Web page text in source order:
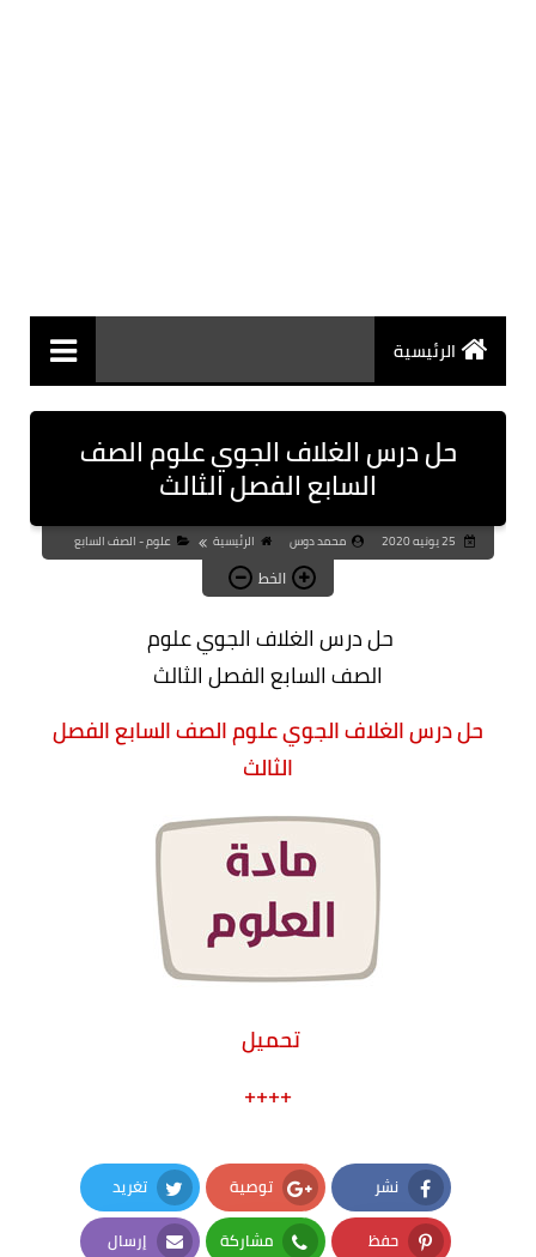
الرئيسية
حل درس الغلاف الجوي علوم الصف
السابع الفصل الثالث
محمد دوس الرئيسية علوم - الصف السابع
الخط
حل درس الغلاف الجوي علوم
الصف السابع الفصل الثالث
حل درس الغلاف الجوي علوم الصف السابع الفصل
الثالث
تحميل
++++
نشر
Facebook
توصية
Google Plus
تغريد
Twitter
حفظ مشاركة إرسال